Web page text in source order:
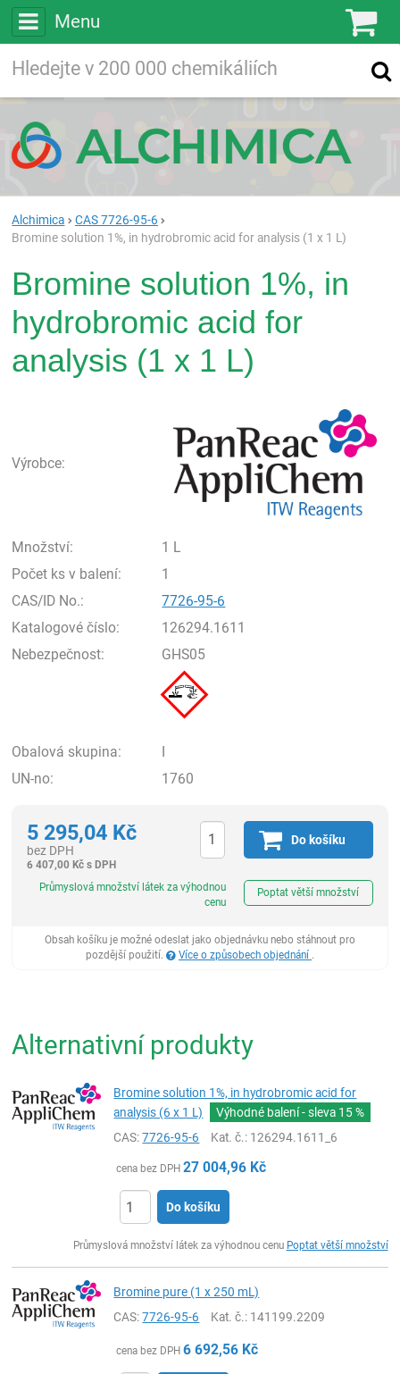
Menu
Vyhledávání
Alchimica
CAS 7726-95-6
Bromine solution 1%, in hydrobromic acid for analysis (1 x 1 L)
Bromine solution 1%, in
hydrobromic acid for
analysis (1 x 1 L)
Výrobce:
Množství:
1 L
Počet ks v balení:
1
CAS/ID No.:
7726-95-6
Katalogové číslo:
126294.1611
Nebezpečnost:
GHS05
Obalová skupina:
I
UN-no:
1760
5 295,04 Kč
bez DPH
6 407,00Kč s DPH
Do košíku
Průmyslová množství látek za výhodnou
cenu
Poptat větší množství
Obsah košíku je možné odeslat jako objednávku nebo stáhnout pro
pozdější použití.
Více o způsobech objednání .
Alternativní produkty
Bromine solution 1%, in hydrobromic acid for
analysis (6 x 1 L)
Výhodné balení - sleva 15 %
CAS:7726-95-6 Kat. č.: 126294.1611_6
cena bez DPH 27 004,96 Kč
Do košíku
Průmyslová množství látek za výhodnou cenu Poptat větší množství
Bromine pure (1 x 250 mL)
CAS:7726-95-6 Kat. č.: 141199.2209
cena bez DPH 6 692,56 Kč